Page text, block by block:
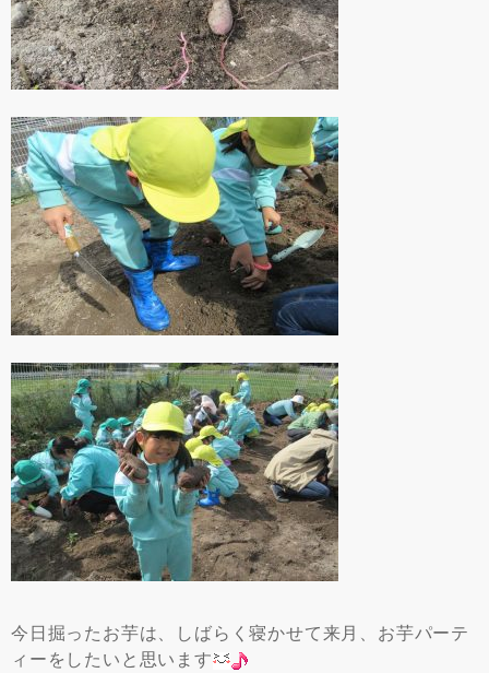
今日掘ったお芋は、しばらく寝かせて来月、お芋パーテ
ィーをしたいと思います